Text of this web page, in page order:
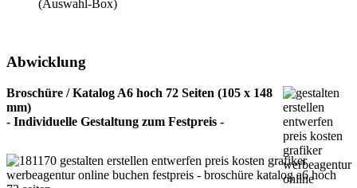
(Auswahl-Box)
Abwicklung
Broschüre / Katalog A6 hoch 72 Seiten (105 x 148
mm)
- Individuelle Gestaltung zum Festpreis -